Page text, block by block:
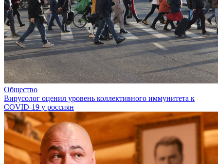
Общество
Вирусолог оценил уровень коллективного иммунитета к
COVID-19 у россиян